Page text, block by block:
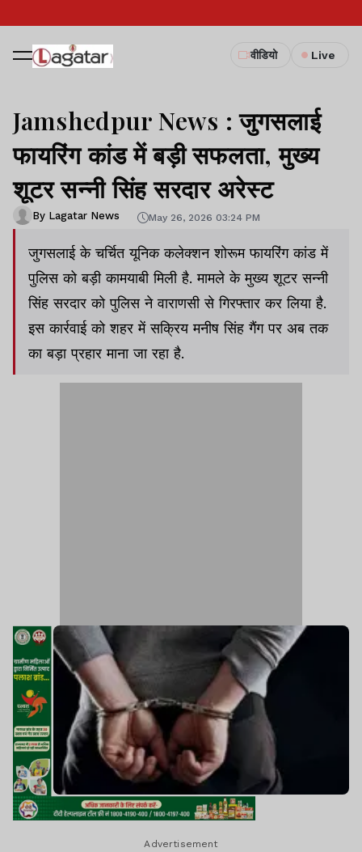
वीडियो Live
Jamshedpur News : जुगसलाई
फायरिंग कांड में बड़ी सफलता, मुख्य
शूटर सन्नी सिंह सरदार अरेस्ट
By Lagatar News May 26, 2026 03:24 PM
जुगसलाई के चर्चित यूनिक कलेक्शन शोरूम फायरिंग कांड में
पुलिस को बड़ी कामयाबी मिली है. मामले के मुख्य शूटर सन्नी
सिंह सरदार को पुलिस ने वाराणसी से गिरफ्तार कर लिया है.
इस कार्रवाई को शहर में सक्रिय मनीष सिंह गैंग पर अब तक
का बड़ा प्रहार माना जा रहा है.
Advertisement